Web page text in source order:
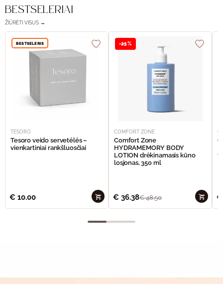
BESTSELERIAI
ŽIŪRĖTI VISUS →
BESTSELERIS
TESORO
Tesoro veido servetėlės –
vienkartiniai rankšluosčiai
€ 10.00
-25%
COMFORT ZONE
Comfort Zone
HYDRAMEMORY BODY
LOTION drėkinamasis kūno
losjonas, 350 ml
€ 36.38€48.50 €